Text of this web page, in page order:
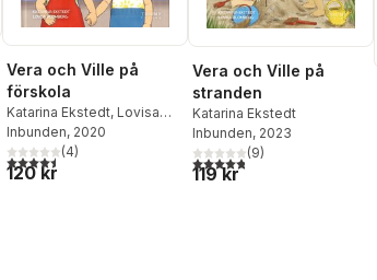
röster:
Vera och Ville på
förskola
Katarina Ekstedt, Lovisa
Blomberg
Inbunden, 2020
4,5utav 5 stjärnor. Totalt antal röster:
(4)
120 kr
Vera och Ville på
stranden
Katarina Ekstedt
Inbunden, 2023
4,8utav 5 stjärnor. Totalt
(9)
119 kr